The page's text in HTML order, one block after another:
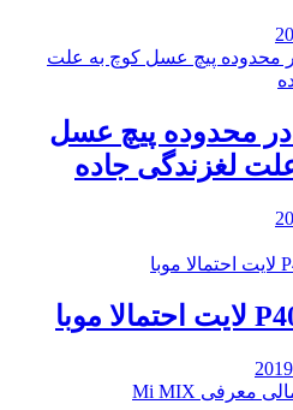
محدوده پیچ عسل
لغزندگی جاده